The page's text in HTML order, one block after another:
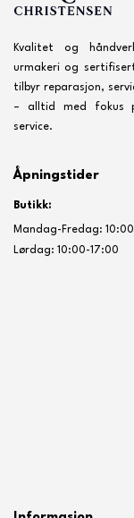
Kvalitet og
urmakeri og
tilbyr reparasjon,
– alltid med fokus
service.
Åpningstider
Butikk:
Mandag-Fredag:
Lørdag: 10:00-17:00